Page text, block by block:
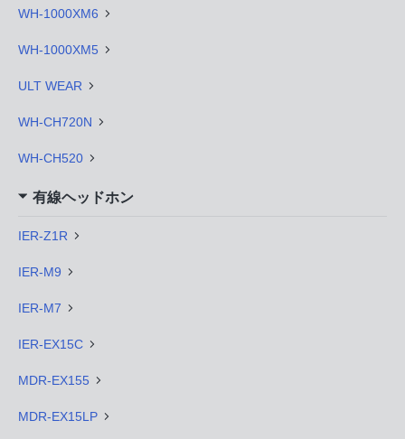
WH-1000XM6
WH-1000XM5
ULT WEAR
WH-CH720N
WH-CH520
有線ヘッドホン
IER-Z1R
IER-M9
IER-M7
IER-EX15C
MDR-EX155
MDR-EX15LP